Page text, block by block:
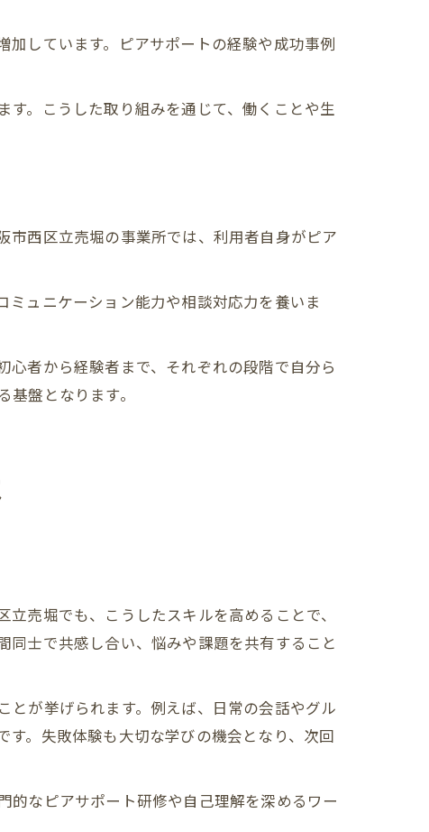
しています。ピアサポートの経験や成功事例
。こうした取り組みを通じて、働くことや生
市西区立売堀の事業所では、利用者自身がピア
ュニケーション能力や相談対応力を養いま
者から経験者まで、それぞれの段階で自分ら
盤となります。
売堀でも、こうしたスキルを高めることで、
士で共感し合い、悩みや課題を共有すること
とが挙げられます。例えば、日常の会話やグル
。失敗体験も大切な学びの機会となり、次回
的なピアサポート研修や自己理解を深めるワー